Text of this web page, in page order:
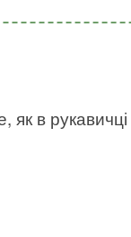
в рукавичці